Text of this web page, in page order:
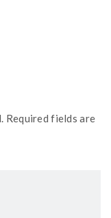
Required fields are